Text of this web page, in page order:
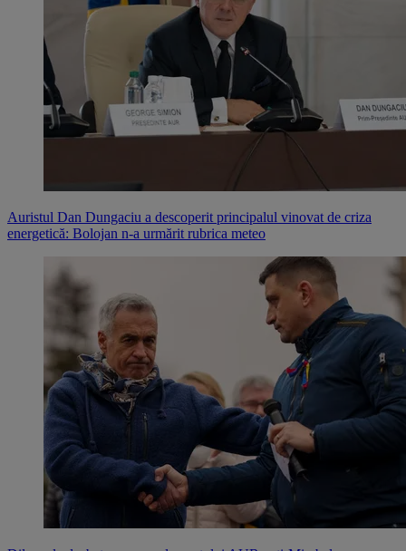
Auristul Dan Dungaciu a descoperit principalul vinovat de criza
energetică: Bolojan n-a urmărit rubrica meteo